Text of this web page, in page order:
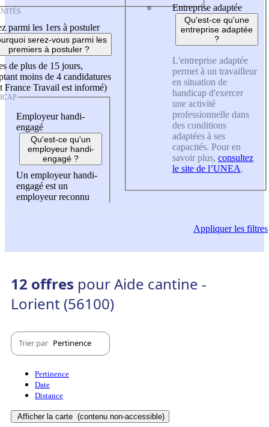
parmi les 1ers à postuler
serez-vous parmi les
premiers à postuler ?
de plus de 15 jours,
moins de 4 candidatures
France Travail est informé)
Employeur handi-
engagé
Qu'est-ce qu'un
employeur handi-
engagé ?
Un employeur handi-
engagé est un
employeur reconnu
Entreprise adaptée
Qu'est-ce qu'une
entreprise adaptée
?
L'entreprise adaptée
permet à un travailleur
en situation de
handicap d'exercer
une activité
professionnelle dans
des conditions
adaptées à ses
capacités. Pour en
savoir plus, consultez
le site de l’UNEA.
Appliquerles filtres
12 offres pour Aide cantine -
Lorient (56100)
Trier par Pertinence
Pertinence
Date
Distance
Afficher la carte (contenu non-accessible)